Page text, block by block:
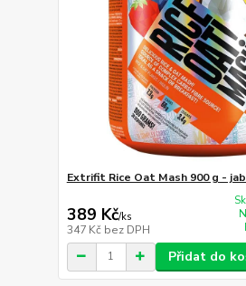
Extrifit Rice Oat Mash 900 g -
389 Kč/ks
347 Kč bez DPH
Přidat do